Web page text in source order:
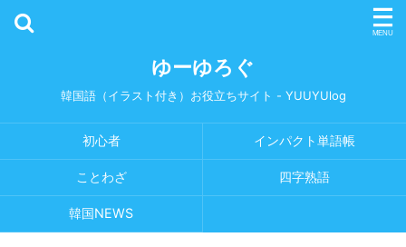
ゆーゆろぐ
韓国語（イラスト付き）お役立ちサイト - YUUYUlog
初心者 インパクト単語帳
ことわざ 四字熟語
韓国NEWS